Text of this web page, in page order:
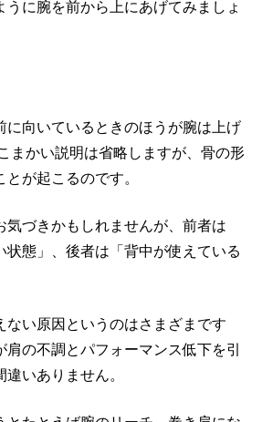
うに腕を前から上にあげてみましょ
に向いているときのほうが腕は上げ
まかい説明は省略しますが、骨の形
が起こるのです。
気づきかもしれませんが、前者は
状態」、後者は「背中が使えている
ない原因というのはさまざまです
の不調とパフォーマンス低下を引
いありません。